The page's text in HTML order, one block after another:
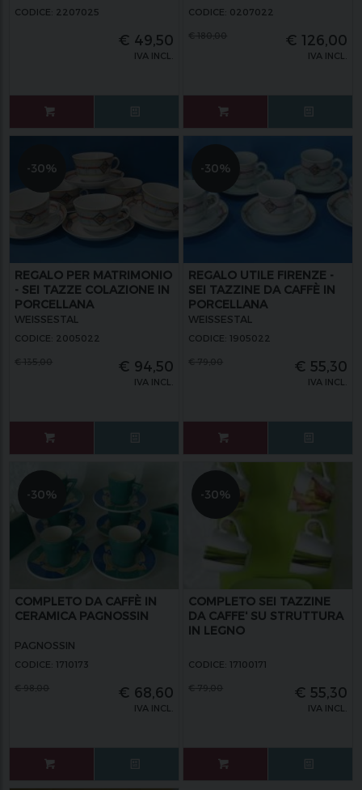
CODICE: 2207025
€ 49,50
IVA INCL.
CODICE: 0207022
€ 126,00
IVA INCL.
-30%
REGALO PER MATRIMONIO
- SEI TAZZE COLAZIONE IN
PORCELLANA
WEISSESTAL
CODICE: 2005022
€ 94,50
IVA INCL.
-30%
REGALO UTILE FIRENZE -
SEI TAZZINE DA CAFFÈ IN
PORCELLANA
WEISSESTAL
CODICE: 1905022
€ 55,30
IVA INCL.
-30%
COMPLETO DA CAFFÈ IN
CERAMICA PAGNOSSIN
PAGNOSSIN
CODICE: 1710173
€ 68,60
IVA INCL.
-30%
COMPLETO SEI TAZZINE
DA CAFFE' SU STRUTTURA
IN LEGNO
CODICE: 17100171
€ 55,30
IVA INCL.